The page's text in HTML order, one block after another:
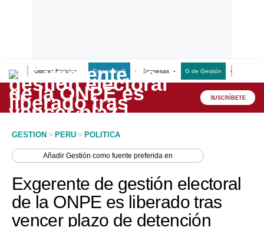
Últimas Noticias Empresas G Empresas G de Gestión
Lo último
Peru Quiosco
Economía
Mercados
SUSCRÍBETE
GESTION > PERU > POLITICA
AñadirGestión como fuente preferida en
Exgerente de gestión electoral
de la ONPE es liberado tras
vencer plazo de detención